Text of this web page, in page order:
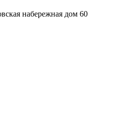
набережная дом 60